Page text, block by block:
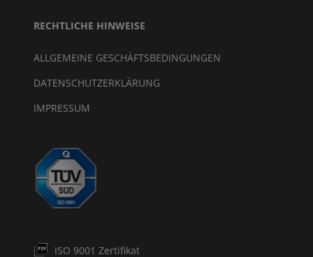
RECHTLICHE HINWEISE
ALLGEMEINE GESCHÄFTSBEDINGUNGEN
DATENSCHUTZERKLÄRUNG
IMPRESSUM
ISO 9001 Zertifikat